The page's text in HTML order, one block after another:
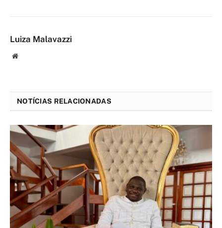
Luiza Malavazzi
Website
NOTÍCIAS RELACIONADAS